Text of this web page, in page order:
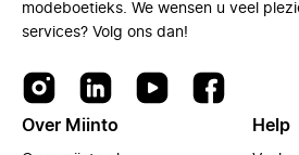
modeboetieks. We wensen u veel
services? Volg ons dan!
Over Miinto Help